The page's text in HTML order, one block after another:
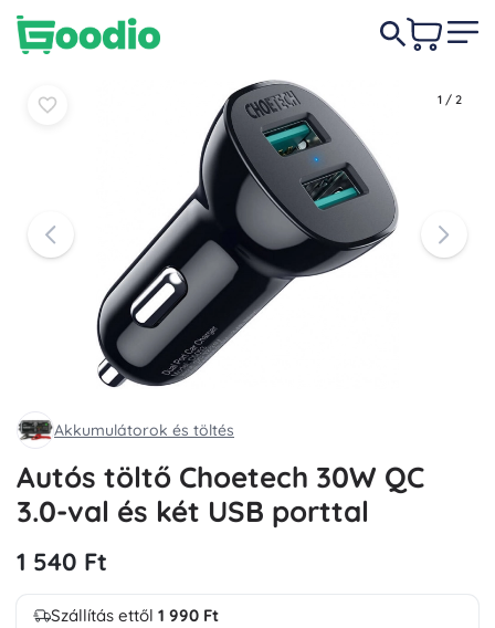
1 / 2
Akkumulátorok és töltés
Autós töltő Choetech 30W QC
3.0-val és két USB porttal
1 540 Ft
Szállítás ettől 1 990 Ft
1 540 Ft Kosárba